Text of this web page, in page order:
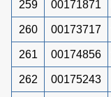
259 00171871
260 00173717
261 00174856
262 00175243